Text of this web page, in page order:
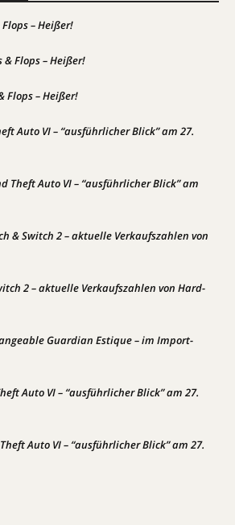
Flops – Heißer!
& Flops – Heißer!
Flops – Heißer!
Auto VI – “ausführlicher Blick” am 27.
Theft Auto VI – “ausführlicher Blick” am
& Switch 2 – aktuelle Verkaufszahlen von
2 – aktuelle Verkaufszahlen von Hard-
Guardian Estique – im Import-
Auto VI – “ausführlicher Blick” am 27.
Auto VI – “ausführlicher Blick” am 27.